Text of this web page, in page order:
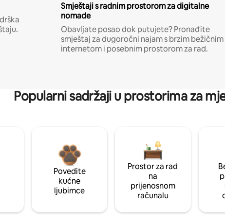
Smještaji s radnim prostorom za digitalne
nomade
Obavljate posao dok putujete? Pronađite
smještaj za dugoročni najam s brzim bežičnim
internetom i posebnim prostorom za rad.
Popularni sadržaji u prostorima za
Povedite
kućne
ljubimce
Prostor za rad
na
prijenosnom
računalu